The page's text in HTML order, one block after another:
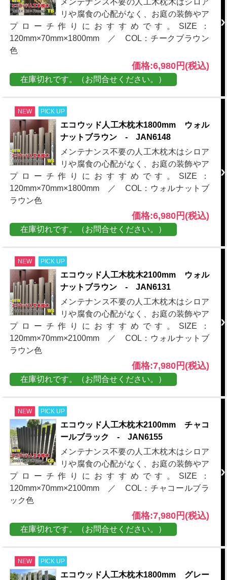
リや腐食の心配がなく、お庭の装飾やア
プローチ作りにおすすめです。SIZE：
120mm×70mm×1800mm ／ COL：チークブラウン
色
価格:6,980円(税込)
在庫切れです。（お問合せください。）
NEW PICK UP
エコウッド人工木枕木1800mm ウォル
ナットブラウン - JAN6148
メンテナンス不要の人工木枕木はシロア
リや腐食の心配がなく、お庭の装飾やア
プローチ作りにおすすめです。SIZE：
120mm×70mm×1800mm ／ COL：ウォルナットブ
ラウン色
価格:6,980円(税込)
在庫切れです。（お問合せください。）
NEW PICK UP
エコウッド人工木枕木2100mm ウォル
ナットブラウン - JAN6131
メンテナンス不要の人工木枕木はシロア
リや腐食の心配がなく、お庭の装飾やア
プローチ作りにおすすめです。SIZE：
120mm×70mm×2100mm ／ COL：ウォルナットブ
ラウン色
価格:7,980円(税込)
在庫切れです。（お問合せください。）
NEW PICK UP
エコウッド人工木枕木2100mm チャコ
ールブラック - JAN6155
メンテナンス不要の人工木枕木はシロア
リや腐食の心配がなく、お庭の装飾やア
プローチ作りにおすすめです。SIZE：
120mm×70mm×2100mm ／ COL：チャコールブラ
ック色
価格:7,980円(税込)
在庫切れです。（お問合せください。）
NEW PICK UP
エコウッド人工木枕木1800mm グレー